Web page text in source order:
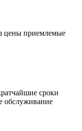
цены приемлемые
сроки
обслуживание